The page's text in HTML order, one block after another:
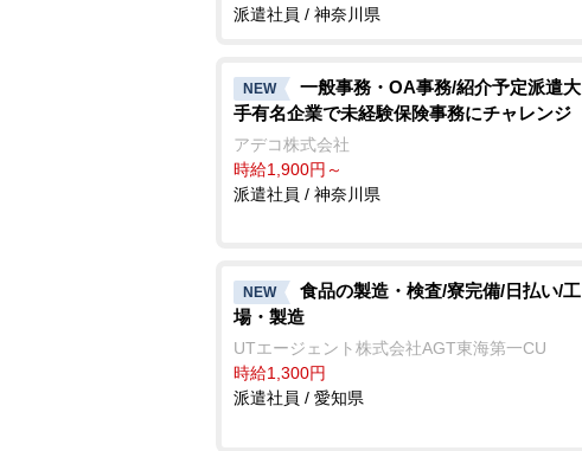
派遣社員 / 神奈川県
NEW
一般事務・OA事務/紹介予定派遣大
手有名企業で未経験保険事務にチャレンジ
アデコ株式会社
時給1,900円～
派遣社員 / 神奈川県
NEW
食品の製造・検査/寮完備/日払い/工
場・製造
UTエージェント株式会社AGT東海第一CU
時給1,300円
派遣社員 / 愛知県